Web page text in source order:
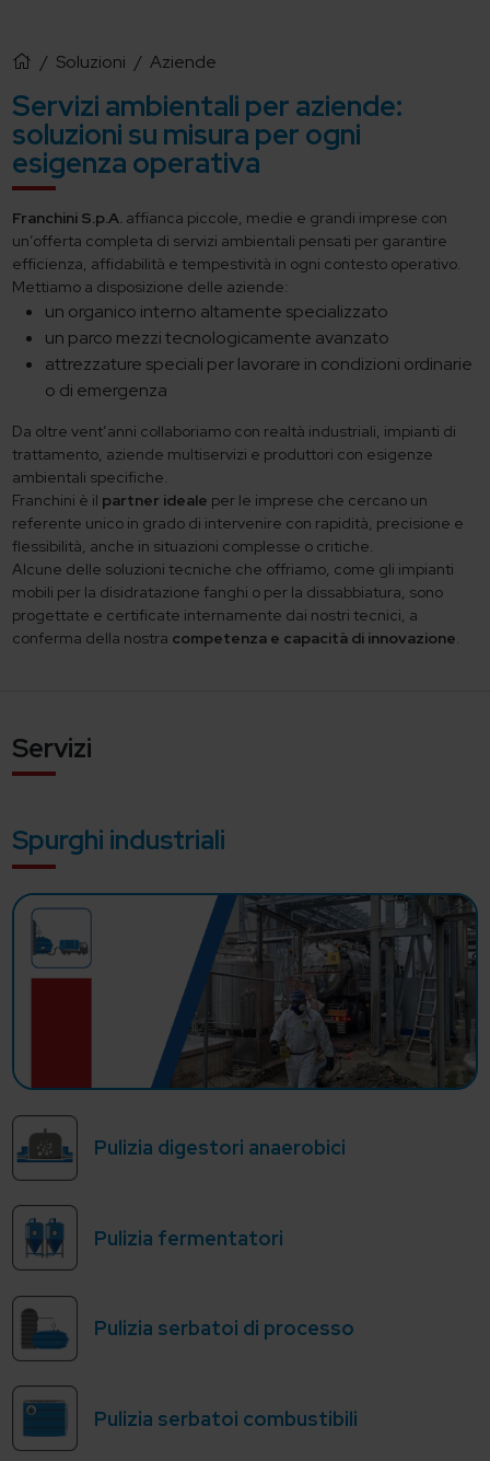
/ Soluzioni / Aziende
Servizi ambientali per aziende:
soluzioni su misura per ogni
esigenza operativa
Franchini S.p.A. affianca piccole, medie e grandi imprese con
un’offerta completa di servizi ambientali pensati per garantire
efficienza, affidabilità e tempestività in ogni contesto operativo.
Mettiamo a disposizione delle aziende:
un organico interno altamente specializzato
un parco mezzi tecnologicamente avanzato
attrezzature speciali per lavorare in condizioni ordinarie
o di emergenza
Da oltre vent’anni collaboriamo con realtà industriali, impianti di
trattamento, aziende multiservizi e produttori con esigenze
ambientali specifiche.
Franchini è il partner ideale per le imprese che cercano un
referente unico in grado di intervenire con rapidità, precisione e
flessibilità, anche in situazioni complesse o critiche.
Alcune delle soluzioni tecniche che offriamo, come gli impianti
mobili per la disidratazione fanghi o per la dissabbiatura, sono
progettate e certificate internamente dai nostri tecnici, a
conferma della nostra competenza e capacità di innovazione
Servizi
Spurghi industriali
Pulizia digestori anaerobici
Pulizia fermentatori
Pulizia serbatoi di processo
Pulizia serbatoi combustibili